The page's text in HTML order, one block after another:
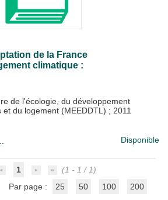
de la France
climatique :
de l'écologie, du développement
du logement (MEEDDTL) ; 2011
Disponible
1
(1 - 1 / 1)
Par page :
25 50 100 200